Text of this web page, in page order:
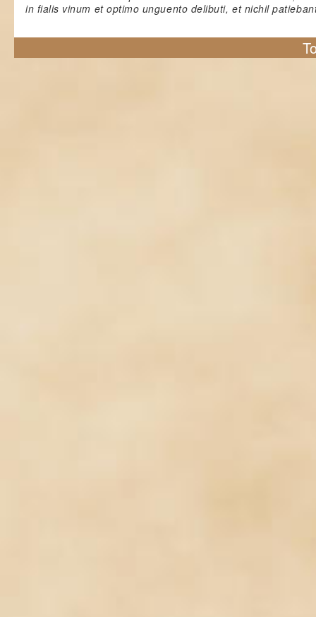
in fialis vinum et optimo unguento delibuti, et nichil